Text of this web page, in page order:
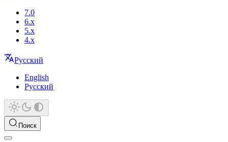
7.0
6.x
5.x
4.x
Русский
English
Русский
Поиск